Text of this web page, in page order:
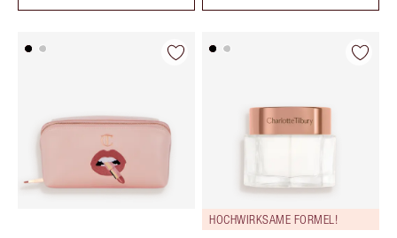
HOCHWIRKSAME FORMEL!